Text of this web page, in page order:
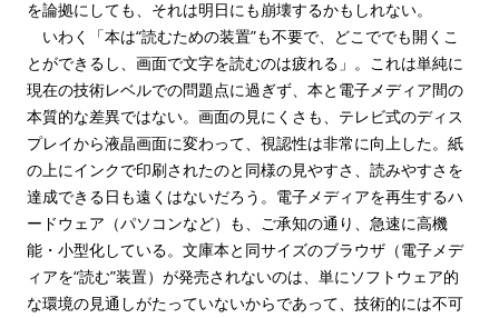
を論拠にしても、それは明日にも崩壊するかもしれない。
いわく「本は“読むための装置”も不要で、どこででも開くこ
とができるし、画面で文字を読むのは疲れる」。これは単純に
現在の技術レベルでの問題点に過ぎず、本と電子メディア間の
本質的な差異ではない。画面の見にくさも、テレビ式のディス
プレイから液晶画面に変わって、視認性は非常に向上した。紙
の上にインクで印刷されたのと同様の見やすさ、読みやすさを
達成できる日も遠くはないだろう。電子メディアを再生するハ
ードウェア（パソコンなど）も、ご承知の通り、急速に高機
能・小型化している。文庫本と同サイズのブラウザ（電子メデ
ィアを“読む”装置）が発売されないのは、単にソフトウェア的
な環境の見通しがたっていないからであって、技術的には不可